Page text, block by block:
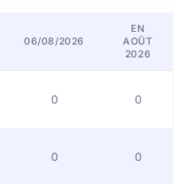
06/08/2026
EN
AOÛT
2026
0 0
0 0